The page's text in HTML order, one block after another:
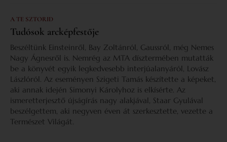
A TE SZTORID
Tudósok arcképfestője
Beszéltünk Einsteinről, Bay Zoltánról, Gaussról, még Nemes
Nagy Ágnesről is. Nemrég az MTA dísztermében mutatták
be a könyvét egyik legkedvesebb interjúalanyáról, Lovász
Lászlóról. Az eseményen Szigeti Tamás készítette a képeket,
aki annak idején Simonyi Károlyhoz is elkísérte. Az
ismeretterjesztő újságírás nagy alakjával, Staar Gyulával
beszélgettem, aki negyven éven át szerkesztette, vezette a
Természet Világát.